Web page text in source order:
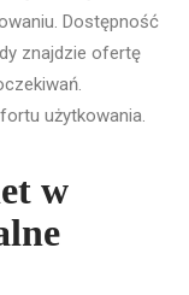
Dostępność
znajdzie ofertę
użytkowania.
w